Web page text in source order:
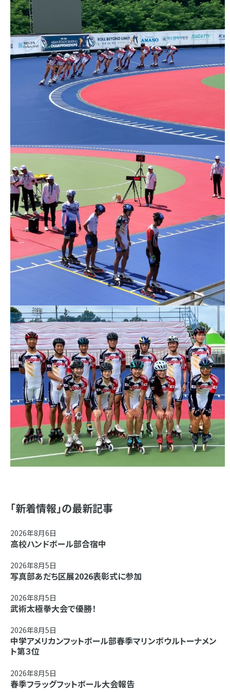
「新着情報」の最新記事
2026年8月6日
高校ハンドボール部合宿中
2026年8月5日
写真部あだち区展2026表彰式に参加
2026年8月5日
武術太極拳大会で優勝！
2026年8月5日
中学アメリカンフットボール部春季マリンボウルトーナメン
ト第３位
2026年8月5日
春季フラッグフットボール大会報告